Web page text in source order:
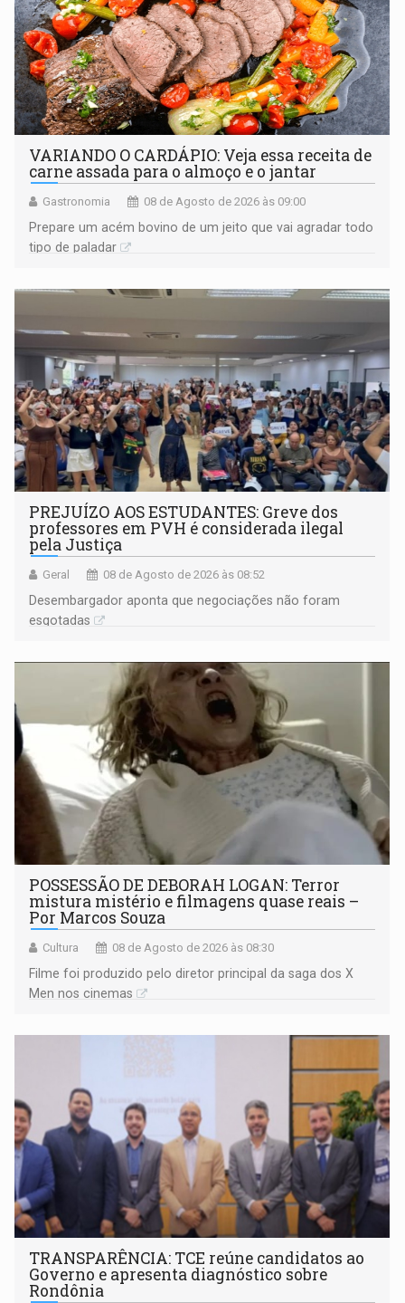
VARIANDO O CARDÁPIO: Veja essa receita de
carne assada para o almoço e o jantar
Gastronomia 08 de Agosto de 2026 às 09:00
Prepare um acém bovino de um jeito que vai agradar todo
tipo de paladar
PREJUÍZO AOS ESTUDANTES: Greve dos
professores em PVH é considerada ilegal
pela Justiça
Geral 08 de Agosto de 2026 às 08:52
Desembargador aponta que negociações não foram
esgotadas
POSSESSÃO DE DEBORAH LOGAN: Terror
mistura mistério e filmagens quase reais –
Por Marcos Souza
Cultura 08 de Agosto de 2026 às 08:30
Filme foi produzido pelo diretor principal da saga dos X
Men nos cinemas
TRANSPARÊNCIA: TCE reúne candidatos ao
Governo e apresenta diagnóstico sobre
Rondônia